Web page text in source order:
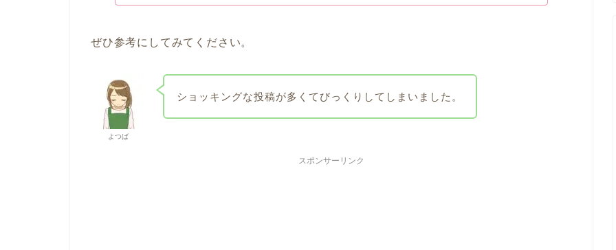
ぜひ参考にしてみてください。
よつば
ショッキングな投稿が多くてびっくりしてしまいました。
スポンサーリンク